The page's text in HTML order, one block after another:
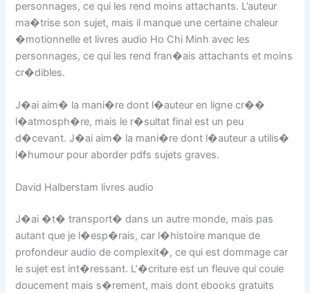
personnages, ce qui les rend moins attachants. L’auteur
ma�trise son sujet, mais il manque une certaine chaleur
�motionnelle et livres audio Ho Chi Minh avec les
personnages, ce qui les rend fran�ais attachants et moins
cr�dibles.
J�ai aim� la mani�re dont l�auteur en ligne cr��
l�atmosph�re, mais le r�sultat final est un peu
d�cevant. J�ai aim� la mani�re dont l�auteur a utilis�
l�humour pour aborder pdfs sujets graves.
David Halberstam livres audio
J�ai �t� transport� dans un autre monde, mais pas
autant que je l�esp�rais, car l�histoire manque de
profondeur audio de complexit�, ce qui est dommage car
le sujet est int�ressant. L’�criture est un fleuve qui coule
doucement mais s�rement, mais dont ebooks gratuits